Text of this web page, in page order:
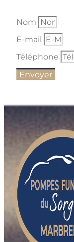
Nom
E-mail
Téléphone
Envoyer